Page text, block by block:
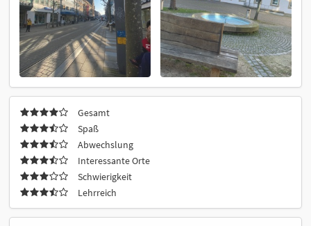
Gesamt
Spaß
Abwechslung
Interessante Orte
Schwierigkeit
Lehrreich